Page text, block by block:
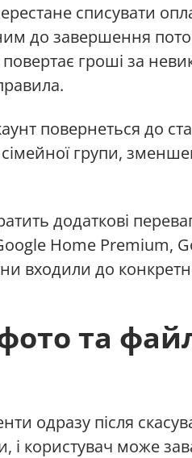
списувати
до завершення
гроші за
повернеться до
групи,
додаткові
Home Premium,
входили до
та
одразу після
користувач може